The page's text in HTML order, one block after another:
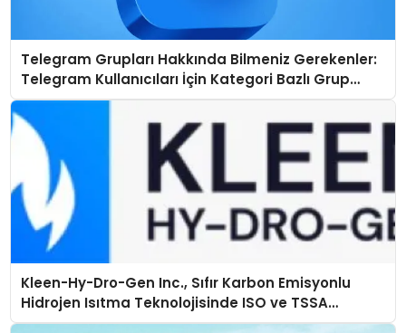
Telegram Grupları Hakkında Bilmeniz Gerekenler:
Telegram Kullanıcıları İçin Kategori Bazlı Grup
Rehberi
Kleen-Hy-Dro-Gen Inc., Sıfır Karbon Emisyonlu
Hidrojen Isıtma Teknolojisinde ISO ve TSSA
Düzenleyici Onaylarını Aldı